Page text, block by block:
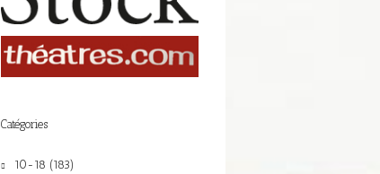
Catégories
10-18 (183)